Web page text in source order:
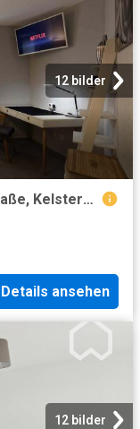
12 bilder
Apartment in Neukelsterbacher Straße, Kelsterbach for 35 m²
Details ansehen
12 bilder